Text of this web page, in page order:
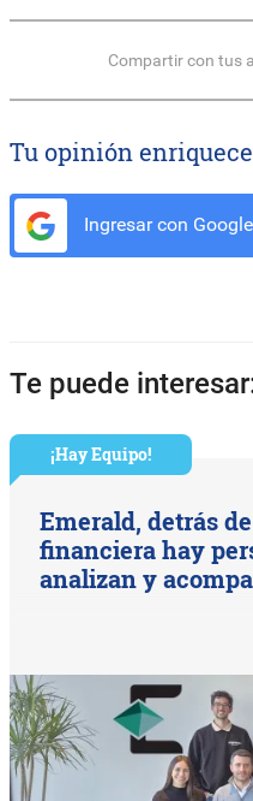
Compartir con tus
Tu opinión
Ingresar con Google
Te puede
¡Hay Equipo!
Emerald, detrás
financiera hay
analizan y